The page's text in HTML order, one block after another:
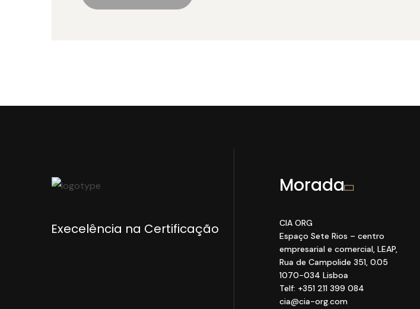
Execelência na Certificação
Morada
CIA ORG
Espaço Sete Rios – centro
empresarial e comercial, LEAP,
Rua de Campolide 351,0.05
1070-034 Lisboa
Telf: +351 211 399 084
cia@cia-org.com